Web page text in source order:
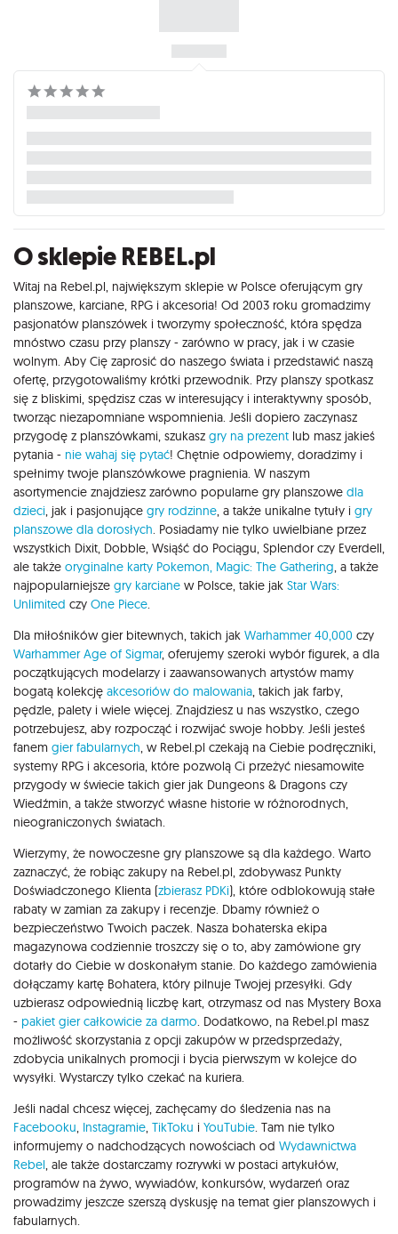
O sklepie REBEL.pl
Witaj na Rebel.pl, największym sklepie w Polsce oferującym gry
planszowe, karciane, RPG i akcesoria! Od 2003 roku gromadzimy
pasjonatów planszówek i tworzymy społeczność, która spędza
mnóstwo czasu przy planszy - zarówno w pracy, jak i w czasie
wolnym. Aby Cię zaprosić do naszego świata i przedstawić naszą
ofertę, przygotowaliśmy krótki przewodnik. Przy planszy spotkasz
się z bliskimi, spędzisz czas w interesujący i interaktywny sposób,
tworząc niezapomniane wspomnienia. Jeśli dopiero zaczynasz
przygodę z planszówkami, szukasz gry na prezent lub masz jakieś
pytania - nie wahaj się pytać! Chętnie odpowiemy, doradzimy i
spełnimy twoje planszówkowe pragnienia. W naszym
asortymencie znajdziesz zarówno popularne gry planszowe dla
dzieci, jak i pasjonujące gry rodzinne, a także unikalne tytuły i gry
planszowe dla dorosłych. Posiadamy nie tylko uwielbiane przez
wszystkich Dixit, Dobble, Wsiąść do Pociągu, Splendor czy Everdell,
ale także oryginalne karty Pokemon, Magic: The Gathering, a także
najpopularniejsze gry karciane w Polsce, takie jak Star Wars:
Unlimited czy One Piece.
Dla miłośników gier bitewnych, takich jak Warhammer 40,000 czy
Warhammer Age of Sigmar, oferujemy szeroki wybór figurek, a dla
początkujących modelarzy i zaawansowanych artystów mamy
bogatą kolekcję akcesoriów do malowania, takich jak farby,
pędzle, palety i wiele więcej. Znajdziesz u nas wszystko, czego
potrzebujesz, aby rozpocząć i rozwijać swoje hobby. Jeśli jesteś
fanem gier fabularnych, w Rebel.pl czekają na Ciebie podręczniki,
systemy RPG i akcesoria, które pozwolą Ci przeżyć niesamowite
przygody w świecie takich gier jak Dungeons & Dragons czy
Wiedźmin, a także stworzyć własne historie w różnorodnych,
nieograniczonych światach.
Wierzymy, że nowoczesne gry planszowe są dla każdego. Warto
zaznaczyć, że robiąc zakupy na Rebel.pl, zdobywasz Punkty
Doświadczonego Klienta (zbierasz PDKi), które odblokowują stałe
rabaty w zamian za zakupy i recenzje. Dbamy również o
bezpieczeństwo Twoich paczek. Nasza bohaterska ekipa
magazynowa codziennie troszczy się o to, aby zamówione gry
dotarły do Ciebie w doskonałym stanie. Do każdego zamówienia
dołączamy kartę Bohatera, który pilnuje Twojej przesyłki. Gdy
uzbierasz odpowiednią liczbę kart, otrzymasz od nas Mystery Boxa
- pakiet gier całkowicie za darmo. Dodatkowo, na Rebel.pl masz
możliwość skorzystania z opcji zakupów w przedsprzedaży,
zdobycia unikalnych promocji i bycia pierwszym w kolejce do
wysyłki. Wystarczy tylko czekać na kuriera.
Jeśli nadal chcesz więcej, zachęcamy do śledzenia nas na
Facebooku, Instagramie, TikToku i YouTubie. Tam nie tylko
informujemy o nadchodzących nowościach od Wydawnictwa
Rebel, ale także dostarczamy rozrywki w postaci artykułów,
programów na żywo, wywiadów, konkursów, wydarzeń oraz
prowadzimy jeszcze szerszą dyskusję na temat gier planszowych i
fabularnych.